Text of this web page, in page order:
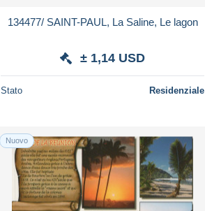
134477/ SAINT-PAUL, La Saline, Le lagon
± 1,14 USD
Stato Residenziale
Nuovo